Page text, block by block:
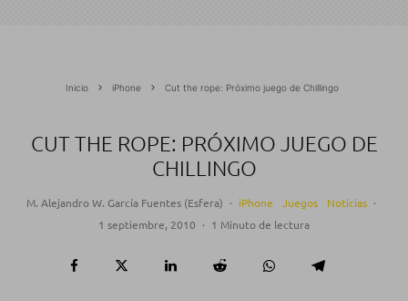
Inicio iPhone Cut the rope: Próximo juego de Chillingo
CUT THE ROPE: PRÓXIMO JUEGO DE
CHILLINGO
M. Alejandro W. García Fuentes (Esfera) · iPhone Juegos Noticias ·
1 septiembre, 2010 · 1 Minuto de lectura